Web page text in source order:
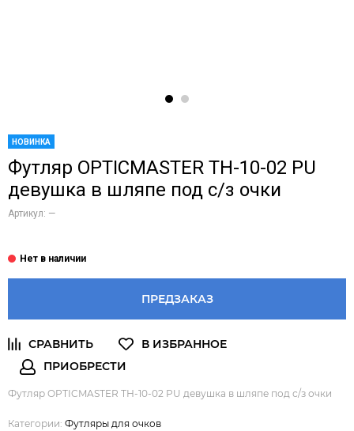
НОВИНКА
Футляр OPTICMASTER ТН-10-02 PU
девушка в шляпе под с/з очки
Артикул: —
ПРЕДЗАКАЗ
Футляр OPTICMASTER ТН-10-02 PU девушка в шляпе под с/з очки
Категории: Футляры для очков